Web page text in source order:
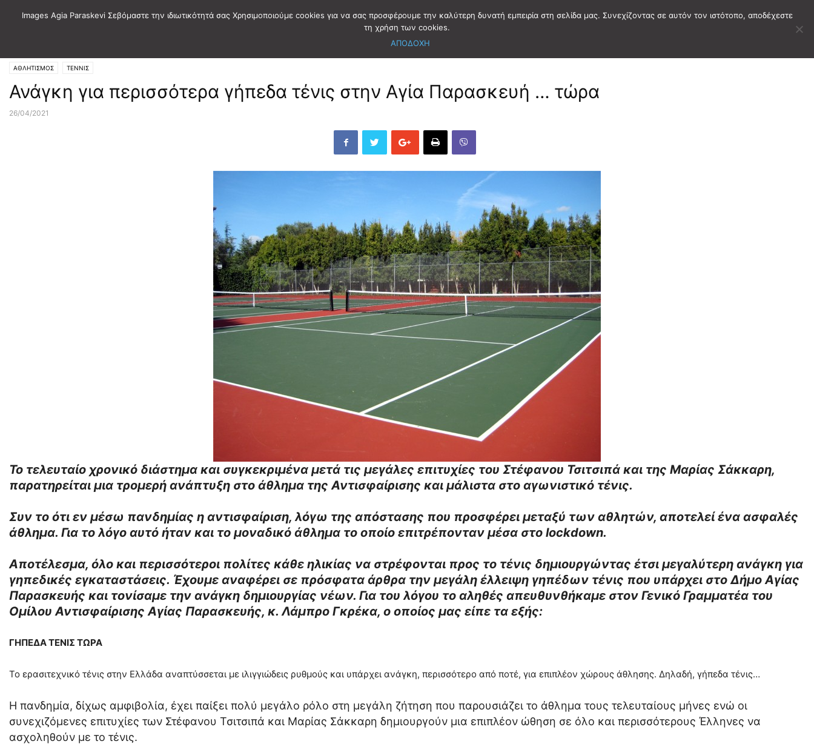
ΑΘΛΗΤΙΣΜΟΣ ΤΕΝΝΙΣ
Ανάγκη για περισσότερα γήπεδα τένις στην Αγία Παρασκευή … τώρα
26/04/2021
Το τελευταίο χρονικό διάστημα και συγκεκριμένα μετά τις μεγάλες επιτυχίες του Στέφανου Τσιτσιπά και της Μαρίας Σάκκαρη,
παρατηρείται μια τρομερή ανάπτυξη στο άθλημα της Αντισφαίρισης και μάλιστα στο αγωνιστικό τένις.
Συν το ότι εν μέσω πανδημίας η αντισφαίριση, λόγω της απόστασης που προσφέρει μεταξύ των αθλητών, αποτελεί ένα ασφαλές
άθλημα. Για το λόγο αυτό ήταν και το μοναδικό άθλημα το οποίο επιτρέπονταν μέσα στο lockdown.
Αποτέλεσμα, όλο και περισσότεροι πολίτες κάθε ηλικίας να στρέφονται προς το τένις δημιουργώντας έτσι μεγαλύτερη ανάγκη για
γηπεδικές εγκαταστάσεις. Έχουμε αναφέρει σε πρόσφατα άρθρα την μεγάλη έλλειψη γηπέδων τένις που υπάρχει στο Δήμο Αγίας
Παρασκευής και τονίσαμε την ανάγκη δημιουργίας νέων. Για του λόγου το αληθές απευθυνθήκαμε στον Γενικό Γραμματέα του
Ομίλου Αντισφαίρισης Αγίας Παρασκευής, κ. Λάμπρο Γκρέκα, ο οποίος μας είπε τα εξής:
ΓΗΠΕΔΑ ΤΕΝΙΣ ΤΩΡΑ
Το ερασιτεχνικό τένις στην Ελλάδα αναπτύσσεται με ιλιγγιώδεις ρυθμούς και υπάρχει ανάγκη, περισσότερο από ποτέ, για επιπλέον χώρους άθλησης. Δηλαδή, γήπεδα τένις…
Η πανδημία, δίχως αμφιβολία, έχει παίξει πολύ μεγάλο ρόλο στη μεγάλη ζήτηση που παρουσιάζει το άθλημα τους τελευταίους μήνες ενώ οι
συνεχιζόμενες επιτυχίες των Στέφανου Τσιτσιπά και Μαρίας Σάκκαρη δημιουργούν μια επιπλέον ώθηση σε όλο και περισσότερους Έλληνες να
ασχοληθούν με το τένις.
Images Agia Paraskevi Σεβόμαστε την ιδιωτικότητά σας Χρησιμοποιούμε cookies για να σας προσφέρουμε την καλύτερη δυνατή εμπειρία στη σελίδα μας. Συνεχίζοντας σε αυτόν τον ιστότοπο, αποδέχεστε
τη χρήση των cookies.
ΑΠΟΔΟΧΗ